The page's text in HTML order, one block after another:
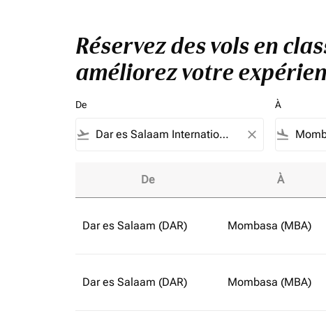
Réservez des vols en
améliorez votre
De
flight_takeoff close
À
flight_land
De À
Dar es Salaam (DAR) Mombasa (MBA)
Dar es Salaam (DAR) Mombasa (MBA)